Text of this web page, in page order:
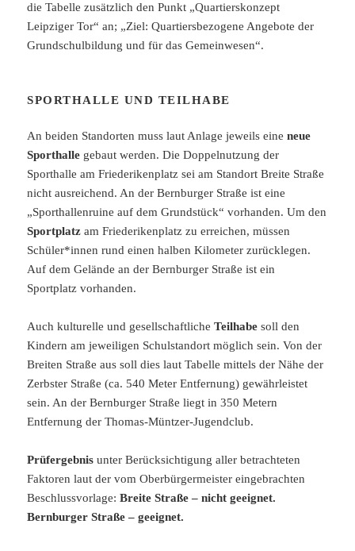
die Tabelle zusätzlich den Punkt „Quartierskonzept
Leipziger Tor“ an; „Ziel: Quartiersbezogene Angebote der
Grundschulbildung und für das Gemeinwesen“.
SPORTHALLE UND TEILHABE
An beiden Standorten muss laut Anlage jeweils eineneue
Sporthalle gebaut werden. Die Doppelnutzung der
Sporthalle am Friederikenplatz sei am Standort Breite Straße
nicht ausreichend. An der Bernburger Straße ist eine
„Sporthallenruine auf dem Grundstück“ vorhanden. Um den
Sportplatzam Friederikenplatz zu erreichen, müssen
Schüler*innen rund einen halben Kilometer zurücklegen.
Auf dem Gelände an der Bernburger Straße ist ein
Sportplatz vorhanden.
Auch kulturelle und gesellschaftlicheTeilhabesoll den
Kindern am jeweiligen Schulstandort möglich sein. Von der
Breiten Straße aus soll dies laut Tabelle mittels der Nähe der
Zerbster Straße (ca. 540 Meter Entfernung) gewährleistet
sein. An der Bernburger Straße liegt in 350 Metern
Entfernung der Thomas-Müntzer-Jugendclub.
Prüfergebnisunter Berücksichtigung aller betrachteten
Faktoren laut der vom Oberbürgermeister eingebrachten
Beschlussvorlage:Breite Straße – nicht geeignet.
Bernburger Straße – geeignet.